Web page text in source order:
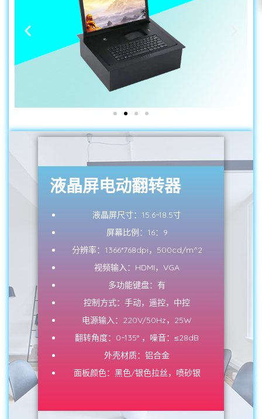
液晶屏电动翻转器
液晶屏尺寸：15.6~18.5寸
屏幕比例：16：9
分辨率：1366*768dpi，500cd/m^2
视频输入：HDMI，VGA
多功能键盘：有
控制方式：手动，遥控，中控
电源输入：220V/50Hz，25W
翻转角度：0~135° ，噪音：≤28dB
外壳材质：铝合金
面板颜色：黑色/银色拉丝，喷砂银